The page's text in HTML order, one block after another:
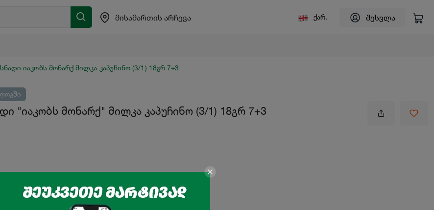
მისამართის არჩევა ქარ. შესვლა
იაკობს მონარქ მილკა კაპუჩინო (3/1) 18გრ 7+3
"იაკობს მონარქ" მილკა კაპუჩინო (3/1) 18გრ 7+3